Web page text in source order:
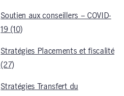
Soutien aux conseillers – COVID-
19 (10)
Stratégies Placements et fiscalité
(27)
Stratégies Transfert du